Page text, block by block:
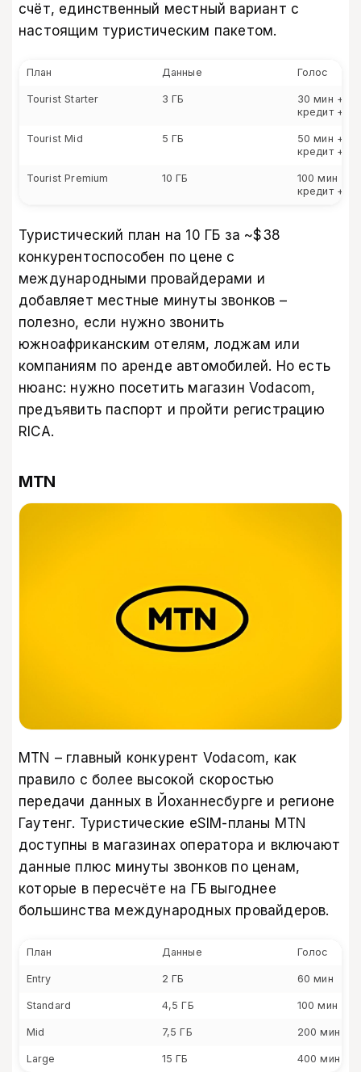
счёт, единственный местный вариант с
настоящим туристическим пакетом.
План Данные Голос
Tourist Starter 3 ГБ
30 мин +
кредит +
Tourist Mid 5 ГБ
50 мин +
кредит +
Tourist Premium 10 ГБ
100 мин +
кредит +
Туристический план на 10 ГБ за ~$38
конкурентоспособен по цене с
международными провайдерами и
добавляет местные минуты звонков –
полезно, если нужно звонить
южноафриканским отелям, лоджам или
компаниям по аренде автомобилей. Но есть
нюанс: нужно посетить магазин Vodacom,
предъявить паспорт и пройти регистрацию
RICA.
MTN
MTN – главный конкурент Vodacom, как
правило с более высокой скоростью
передачи данных в Йоханнесбурге и регионе
Гаутенг. Туристические eSIM-планы MTN
доступны в магазинах оператора и включают
данные плюс минуты звонков по ценам,
которые в пересчёте на ГБ выгоднее
большинства международных провайдеров.
План Данные Голос
Entry 2 ГБ 60 мин
Standard 4,5 ГБ 100 мин
Mid 7,5 ГБ 200 мин
Large 15 ГБ 400 мин